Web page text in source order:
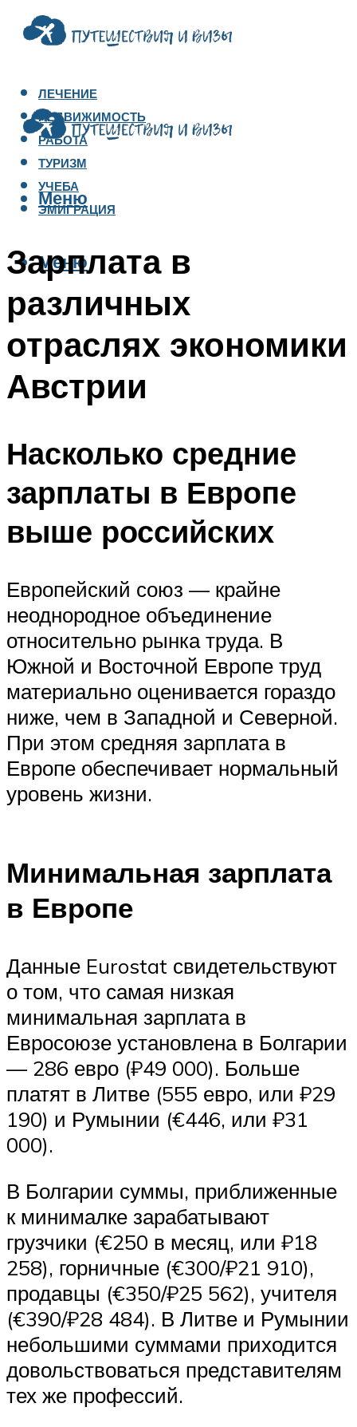
ЛЕЧЕНИЕ
НЕДВИЖИМОСТЬ
РАБОТА
ТУРИЗМ
УЧЕБА
ЭМИГРАЦИЯ
Меню
Меню
Зарплата в
различных
отраслях экономики
Австрии
Насколько средние
зарплаты в Европе
выше российских
Европейский союз — крайне
неоднородное объединение
относительно рынка труда. В
Южной и Восточной Европе труд
материально оценивается гораздо
ниже, чем в Западной и Северной.
При этом средняя зарплата в
Европе обеспечивает нормальный
уровень жизни.
Минимальная зарплата
в Европе
Данные Eurostat свидетельствуют
о том, что самая низкая
минимальная зарплата в
Евросоюзе установлена в Болгарии
— 286 евро (₽49 000). Больше
платят в Литве (555 евро, или ₽29
190) и Румынии (€446, или ₽31
000).
В Болгарии суммы, приближенные
к минималке зарабатывают
грузчики (€250 в месяц, или ₽18
258), горничные (€300/₽21 910),
продавцы (€350/₽25 562), учителя
(€390/₽28 484). В Литве и Румынии
небольшими суммами приходится
довольствоваться представителям
тех же профессий.